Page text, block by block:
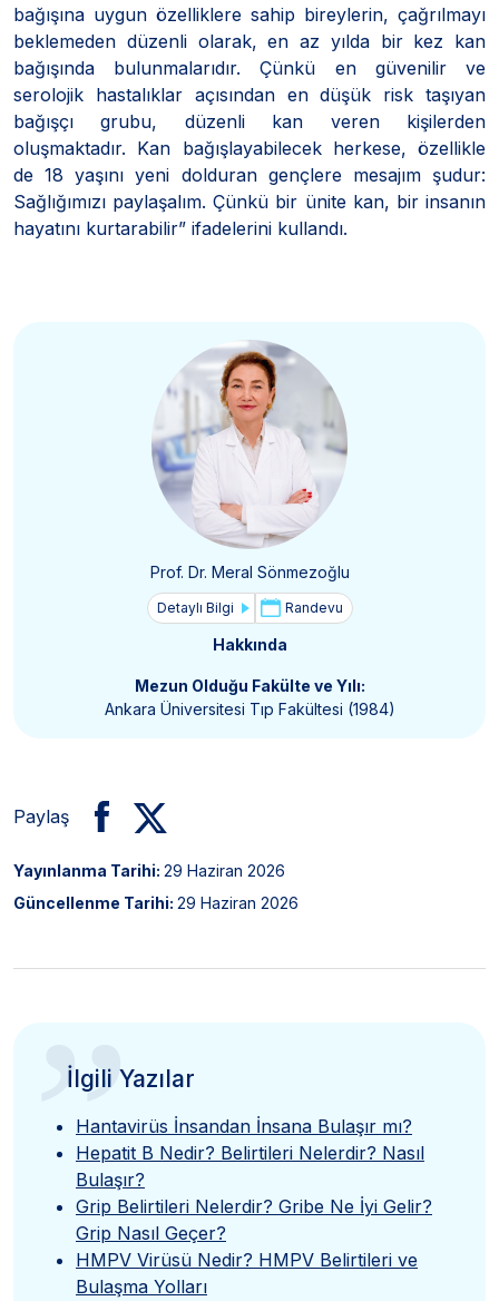
bağışına uygun özelliklere sahip bireylerin, çağrılmayı
beklemeden düzenli olarak, en az yılda bir kez kan
bağışında bulunmalarıdır. Çünkü en güvenilir ve
serolojik hastalıklar açısından en düşük risk taşıyan
bağışçı grubu, düzenli kan veren kişilerden
oluşmaktadır. Kan bağışlayabilecek herkese, özellikle
de 18 yaşını yeni dolduran gençlere mesajım şudur:
Sağlığımızı paylaşalım. Çünkü bir ünite kan, bir insanın
hayatını kurtarabilir” ifadelerini kullandı.
Prof. Dr. Meral Sönmezoğlu
Detaylı Bilgi Randevu
Hakkında
Mezun Olduğu Fakülte ve Yılı:
Ankara Üniversitesi Tıp Fakültesi (1984)
Paylaş
Yayınlanma Tarihi: 29 Haziran 2026
Güncellenme Tarihi: 29 Haziran 2026
”
İlgili Yazılar
Hantavirüs İnsandan İnsana Bulaşır mı?
Hepatit B Nedir? Belirtileri Nelerdir? Nasıl
Bulaşır?
Grip Belirtileri Nelerdir? Gribe Ne İyi Gelir?
Grip Nasıl Geçer?
HMPV Virüsü Nedir? HMPV Belirtileri ve
Bulaşma Yolları